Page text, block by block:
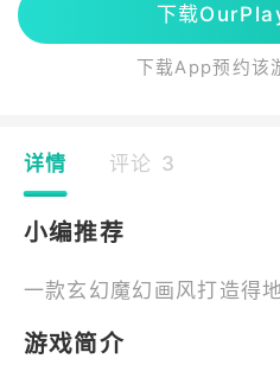
下载
下载App预约该
详情 评论 3
小编推荐
一款玄幻魔幻画风打造得
游戏简介